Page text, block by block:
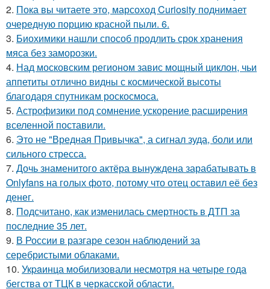
2. Пока вы читаете это, марсоход Curiosity поднимает
очередную порцию красной пыли. 6.
3. Биохимики нашли способ продлить срок хранения
мяса без заморозки.
4. Над московским регионом завис мощный циклон, чьи
аппетиты отлично видны с космической высоты
благодаря спутникам роскосмоса.
5. Астрофизики под сомнение ускорение расширения
вселенной поставили.
6. Это не "Вредная Привычка", а сигнал зуда, боли или
сильного стресса.
7. Дочь знаменитого актёра вынуждена зарабатывать в
Onlyfans на голых фото, потому что отец оставил её без
денег.
8. Подсчитано, как изменилась смертность в ДТП за
последние 35 лет.
9. В России в разгаре сезон наблюдений за
серебристыми облаками.
10. Укpaинца мобилизовали несмотря на четыре года
бегства от ТЦК в черкасской области.